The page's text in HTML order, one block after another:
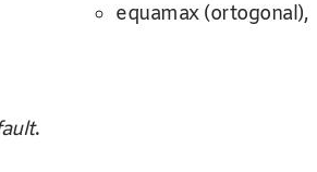
equamax (ortogonal),
.